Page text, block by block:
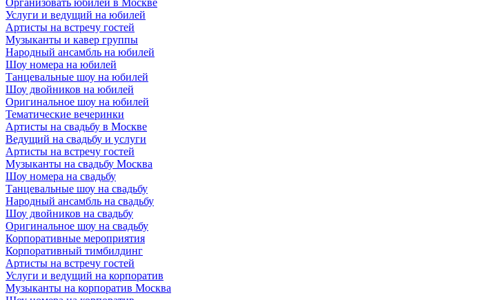
Организовать юбилей в Москве
Услуги и ведущий на юбилей
Артисты на встречу гостей
Музыканты и кавер группы
Народный ансамбль на юбилей
Шоу номера на юбилей
Танцевальные шоу на юбилей
Шоу двойников на юбилей
Оригинальное шоу на юбилей
Тематические вечеринки
Артисты на свадьбу в Москве
Ведущий на свадьбу и услуги
Артисты на встречу гостей
Музыканты на свадьбу Москва
Шоу номера на свадьбу
Танцевальные шоу на свадьбу
Народный ансамбль на свадьбу
Шоу двойников на свадьбу
Оригинальное шоу на свадьбу
Корпоративные мероприятия
Корпоративный тимбилдинг
Артисты на встречу гостей
Услуги и ведущий на корпоратив
Музыканты на корпоратив Москва